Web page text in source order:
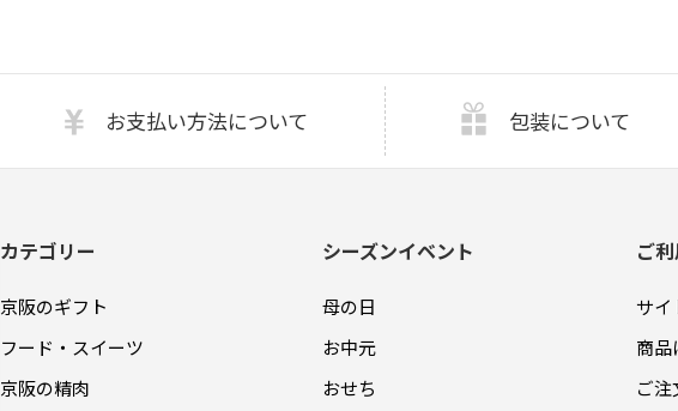
お支払い方法について 包装について
カテゴリー
京阪のギフト
フード・スイーツ
京阪の精肉
シーズンイベント
母の日
お中元
おせち
ご
サイ
商品
ご